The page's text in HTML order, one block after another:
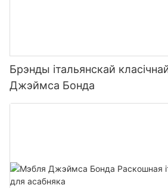
Брэнды італьянскай
Джэймса Бонда